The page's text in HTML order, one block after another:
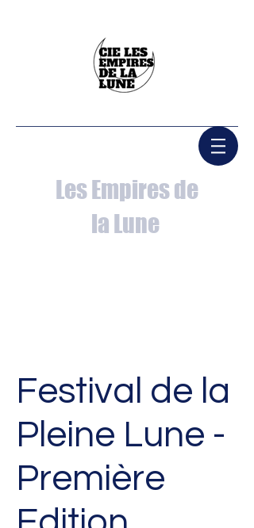
Les Empires de
la Lune
Festival de la
Pleine Lune -
Première